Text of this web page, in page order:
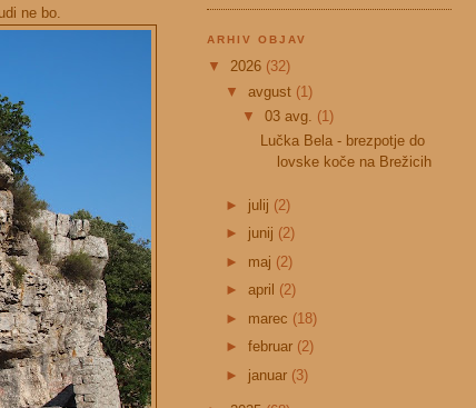
ne bo.
ARHIV OBJAV
▼ 2026 (32)
▼ avgust (1)
▼03 avg. (1)
Lučka Bela - brezpotje do
lovske koče na Brežicih
► julij (2)
► junij (2)
► maj (2)
► april (2)
► marec (18)
► februar (2)
► januar (3)